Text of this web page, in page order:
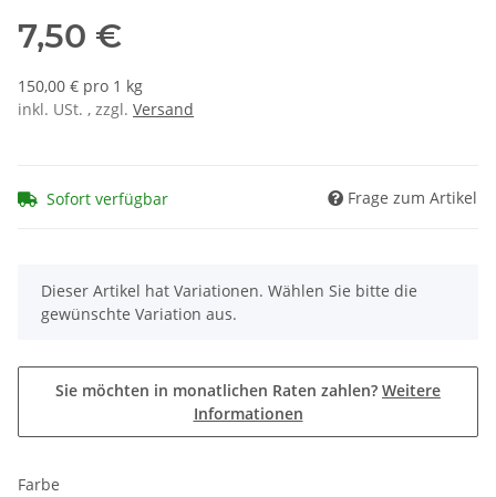
7,50 €
150,00 € pro 1 kg
inkl. USt. , zzgl. Versand
Sofort verfügbar Frage zum Artikel
x
Dieser Artikel hat Variationen. Wählen Sie bitte die
gewünschte Variation aus.
Sie möchten in monatlichen Raten zahlen? Weitere
Informationen
Farbe